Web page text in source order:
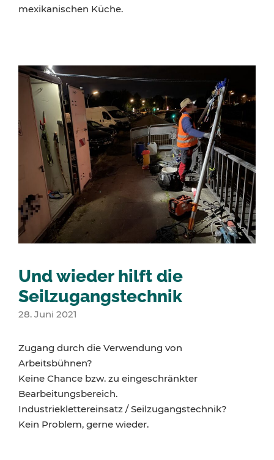
mexikanischen Küche.
Und wieder hilft die
Seilzugangstechnik
28. Juni 2021
Zugang durch die Verwendung von
Arbeitsbühnen?
Keine Chance bzw. zu eingeschränkter
Bearbeitungsbereich.
Industrieklettereinsatz / Seilzugangstechnik?
Kein Problem, gerne wieder.